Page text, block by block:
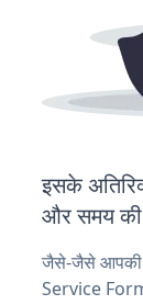
इसके
और समय की
जैसे-जैसे आपकी
Service Form